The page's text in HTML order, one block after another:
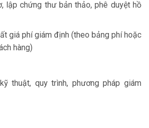
lập chứng thư bản thảo, phê duyệt hồ
giá phí giám định (theo bảng phí hoặc
hàng)
thuật, quy trình, phương pháp giám